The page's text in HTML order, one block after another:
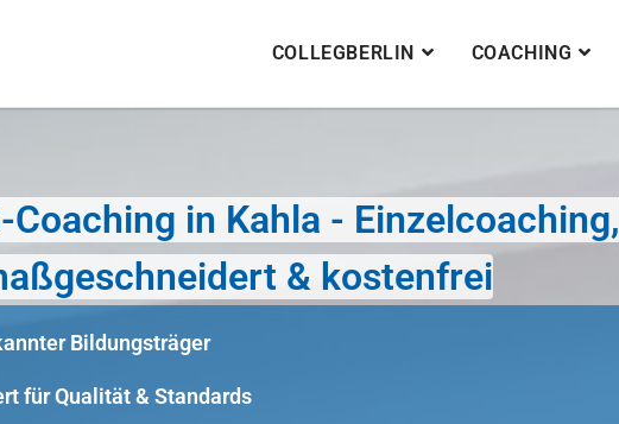
COLLEGBERLIN COACHING
Coaching in Kahla - Einzelcoaching,
& kostenfrei
Bildungsträger
für Qualität & Standards